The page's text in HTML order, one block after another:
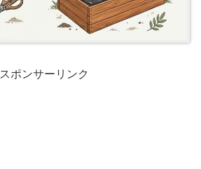
スポンサーリンク